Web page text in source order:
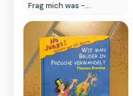
Frag mich was -
von Loewe Verlag